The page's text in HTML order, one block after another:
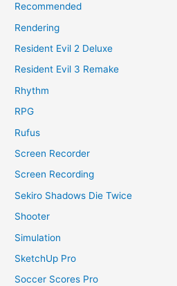
Recommended
Rendering
Resident Evil 2 Deluxe
Resident Evil 3 Remake
Rhythm
RPG
Rufus
Screen Recorder
Screen Recording
Sekiro Shadows Die Twice
Shooter
Simulation
SketchUp Pro
Soccer Scores Pro